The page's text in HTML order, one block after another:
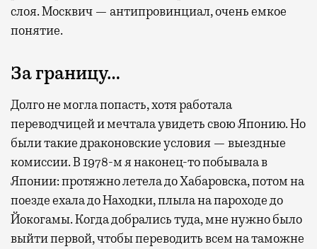
слоя. Москвич — антипровинциал, очень емкое
понятие.
За границу…
Долго не могла попасть, хотя работала
переводчицей и мечтала увидеть свою Японию. Но
были такие драконовские условия — выездные
комиссии. В 1978-м я наконец-то побывала в
Японии: протяжно летела до Хабаровска, потом на
поезде ехала до Находки, плыла на пароходе до
Йокогамы. Когда добрались туда, мне нужно было
выйти первой, чтобы переводить всем на таможне